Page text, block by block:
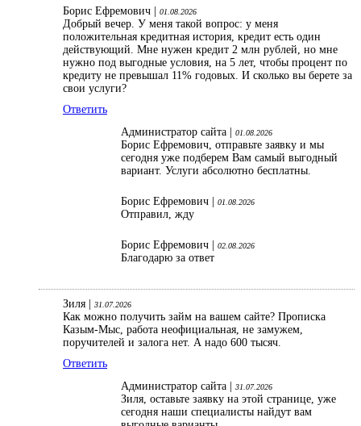
Борис Ефремович | 01.08.2026
Добрый вечер. У меня такой вопрос: у меня
положительная кредитная история, кредит есть один
действующий. Мне нужен кредит 2 млн рублей, но мне
нужно под выгодные условия, на 5 лет, чтобы процент по
кредиту не превышал 11% годовых. И сколько вы берете за
свои услуги?
Ответить
Администратор сайта |
01.08.2026
Борис Ефремович, отправьте заявку и мы
сегодня уже подберем Вам самый выгодный
вариант. Услуги абсолютно бесплатны.
Борис Ефремович | 01.08.2026
Отправил, жду
Борис Ефремович | 02.08.2026
Благодарю за ответ
Зиля | 31.07.2026
Как можно получить займ на вашем сайте? Прописка
Казым-Мыс, работа неофициальная, не замужем,
поручителей и залога нет. А надо 600 тысяч.
Ответить
Администратор сайта |
31.07.2026
Зиля, оставьте заявку на этой странице, уже
сегодня наши специалисты найдут вам